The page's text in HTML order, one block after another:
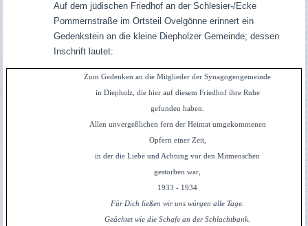
Auf dem jüdischen Friedhof an der Schlesier-/Ecke
Pommernstraße im Ortsteil Ovelgönne erinnert ein
Gedenkstein an die kleine Diepholzer Gemeinde; dessen
Inschrift lautet:
Zum Gedenken an die Mitglieder der Synagogengemeinde
in Diepholz, die hier auf diesem Friedhof ihre Ruhe
gefunden haben.
Allen unvergeßlichen fern der Heimat umgekommenen
Opfern einer Zeit,
in der die Liebe und Achtung vor den Mitmenschen
gestorben war,
1933 - 1934
Für Dich ließen wir uns würgen alle Tage.
Geächtet wie die Schafe an der Schlachtbank.